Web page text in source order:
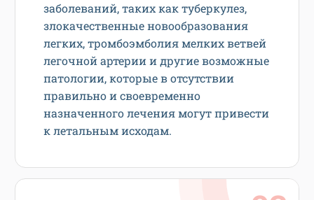
заболеваний, таких как туберкулез,
злокачественные новообразования
легких, тромбоэмболия мелких ветвей
легочной артерии и другие возможные
патологии, которые в отсутствии
правильно и своевременно
назначенного лечения могут привести
к летальным исходам.